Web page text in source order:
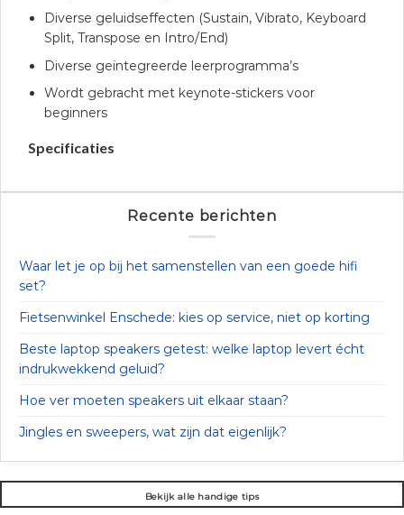
Diverse geluidseffecten (Sustain, Vibrato, Keyboard
Split, Transpose en Intro/End)
Diverse geïntegreerde leerprogramma’s
Wordt gebracht met keynote-stickers voor
beginners
Specificaties
Recente berichten
Waar let je op bij het samenstellen van een goede hifi
set?
Fietsenwinkel Enschede: kies op service, niet op korting
Beste laptop speakers getest: welke laptop levert écht
indrukwekkend geluid?
Hoe ver moeten speakers uit elkaar staan?
Jingles en sweepers, wat zijn dat eigenlijk?
Bekijk alle handige tips